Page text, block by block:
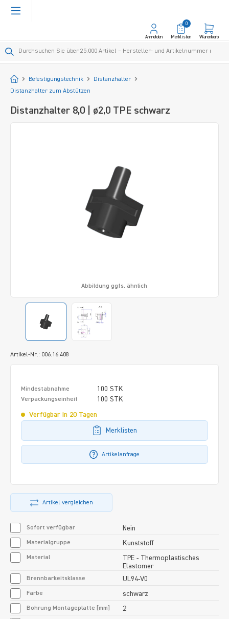
springen
Anmelden Merklisten
0
Warenkorb
Startseite
Befestigungstechnik
Distanzhalter
Distanzhalter zum Abstützen
Distanzhalter 8,0 | ø2,0 TPE schwarz
Artikel-Nr.: 006.16.408
Abbildung ggfs. ähnlich
Mindestabnahme 100 STK
Verpackungseinheit 100 STK
Verfügbar in 20 Tagen
Merklisten
Artikelanfrage
Artikel vergleichen
Sofort verfügbar Nein
Materialgruppe Kunststoff
Material
TPE - Thermoplastisches
Elastomer
Brennbarkeitsklasse UL94-V0
Farbe schwarz
Bohrung Montageplatte [mm] 2